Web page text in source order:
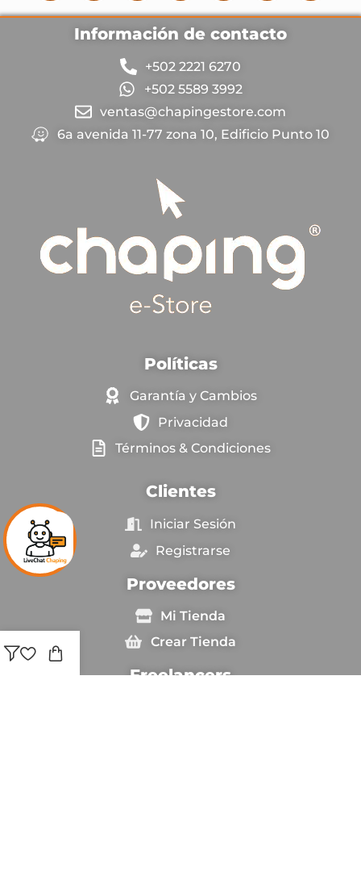
Información de contacto
+502 2221 6270
+502 5589 3992
ventas@chapingestore.com
6a avenida 11-77 zona 10, Edificio Punto 10
Políticas
Garantía y Cambios
Privacidad
Términos & Condiciones
Clientes
Iniciar Sesión
Registrarse
Proveedores
Mi Tienda
Crear Tienda
Freelancers